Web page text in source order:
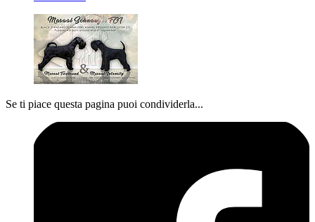
Se ti piace questa pagina puoi condividerla...